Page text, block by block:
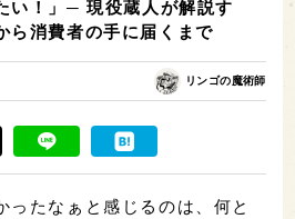
い！」─ 現役蔵人が解説す
ら消費者の手に届くまで
リンゴの魔術師
ったなぁと感じるのは、何と